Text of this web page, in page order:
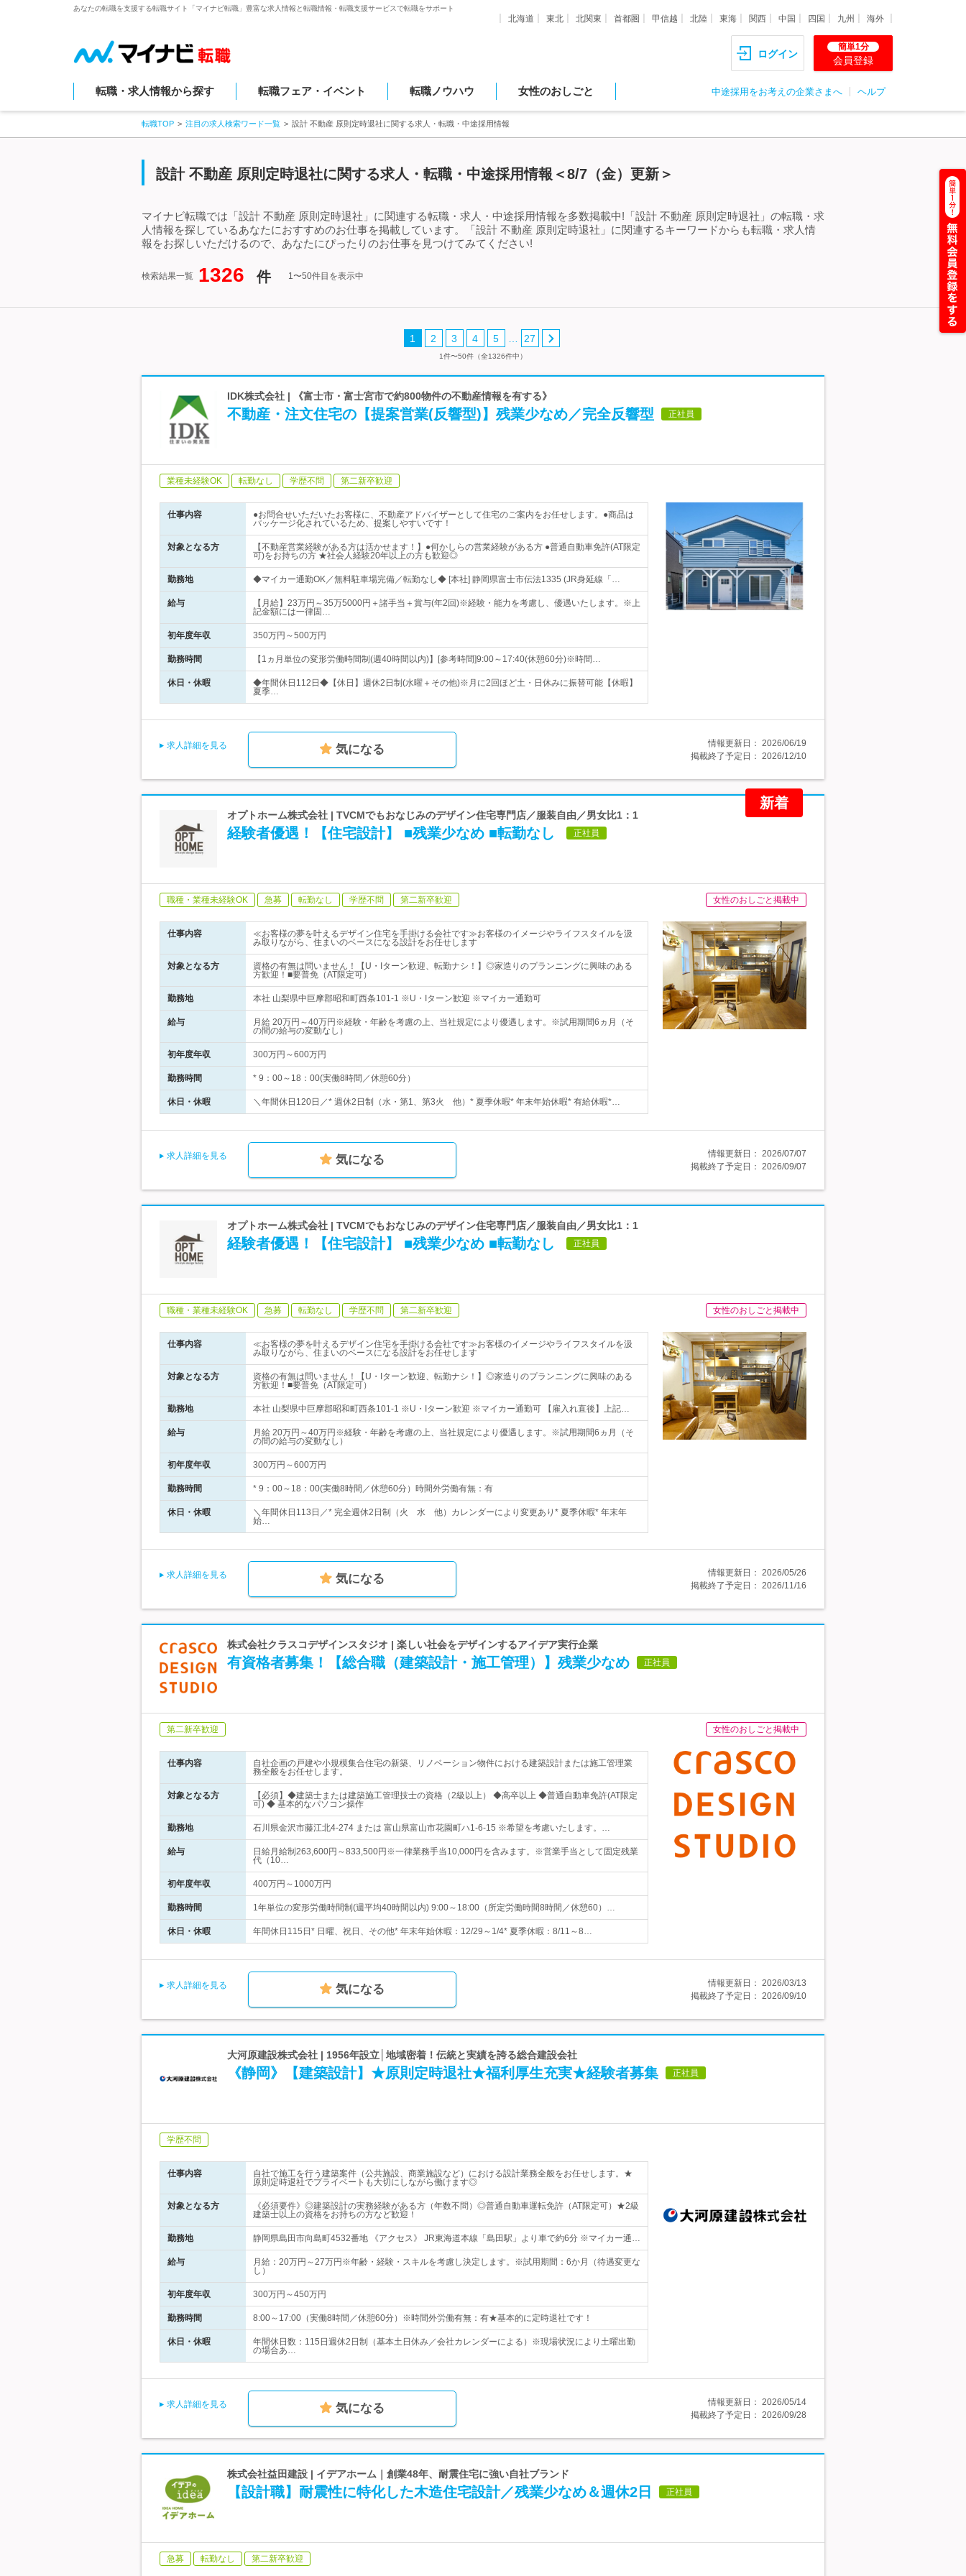
あなたの転職を支援する転職サイト「マイナビ転職」豊富な求人情報と転職情報・転職支援サービスで転職をサポート
北海道 東北 北関東 首都圏 甲信越 北陸 東海 関西 中国 四国 九州 海外
ログイン
簡単1分
会員登録
転職・求人情報から探す 転職フェア・イベント 転職ノウハウ 女性のおしごと 中途採用をお考えの企業さまへ ヘルプ
転職TOP 注目の求人検索ワード一覧 設計 不動産 原則定時退社に関する求人・転職・中途採用情報
設計 不動産 原則定時退社に関する求人・転職・中途採用情報＜8/7（金）更新＞
マイナビ転職では「設計 不動産 原則定時退社」に関連する転職・求人・中途採用情報を多数掲載中!「設計 不動産 原則定時退社」の転職・求
人情報を探しているあなたにおすすめのお仕事を掲載しています。「設計 不動産 原則定時退社」に関連するキーワードからも転職・求人情
報をお探しいただけるので、あなたにぴったりのお仕事を見つけてみてください!
検索結果一覧 1326 件 1〜50件目を表示中
1 2 3 4 5 27
1件〜50件（全1326件中）
IDK株式会社 | 《富士市・富士宮市で約800物件の不動産情報を有する》
不動産・注文住宅の【提案営業(反響型)】残業少なめ／完全反響型 正社員
業種未経験OK 転勤なし 学歴不問 第二新卒歓迎
仕事内容
●お問合せいただいたお客様に、不動産アドバイザーとして住宅のご案内をお任せします。●商品は
パッケージ化されているため、提案しやすいです！
対象となる方
【不動産営業経験がある方は活かせます！】●何かしらの営業経験がある方 ●普通自動車免許(AT限定
可)をお持ちの方 ★社会人経験20年以上の方も歓迎◎
勤務地 ◆マイカー通勤OK／無料駐車場完備／転勤なし◆ [本社] 静岡県富士市伝法1335 (JR身延線「…
給与
【月給】23万円～35万5000円＋諸手当＋賞与(年2回)※経験・能力を考慮し、優遇いたします。※上
記金額には一律固…
初年度年収 350万円～500万円
勤務時間 【1ヵ月単位の変形労働時間制(週40時間以内)】[参考時間]9:00～17:40(休憩60分)※時間…
休日・休暇
◆年間休日112日◆【休日】週休2日制(水曜＋その他)※月に2回ほど土・日休みに振替可能【休暇】
夏季…
求人詳細を見る 気になる 情報更新日： 2026/06/19
掲載終了予定日： 2026/12/10
新着
オプトホーム株式会社 | TVCMでもおなじみのデザイン住宅専門店／服装自由／男女比1：1
経験者優遇！【住宅設計】 ■残業少なめ ■転勤なし 正社員
職種・業種未経験OK 急募 転勤なし 学歴不問 第二新卒歓迎 女性のおしごと掲載中
仕事内容
≪お客様の夢を叶えるデザイン住宅を手掛ける会社です≫お客様のイメージやライフスタイルを汲
み取りながら、住まいのベースになる設計をお任せします
対象となる方
資格の有無は問いません！【U・Iターン歓迎、転勤ナシ！】◎家造りのプランニングに興味のある
方歓迎！■要普免（AT限定可）
勤務地 本社 山梨県中巨摩郡昭和町西条101-1 ※U・Iターン歓迎 ※マイカー通勤可
給与
月給 20万円～40万円※経験・年齢を考慮の上、当社規定により優遇します。※試用期間6ヵ月（そ
の間の給与の変動なし）
初年度年収 300万円～600万円
勤務時間 * 9：00～18：00(実働8時間／休憩60分）
休日・休暇 ＼年間休日120日／* 週休2日制（水・第1、第3火 他）* 夏季休暇* 年末年始休暇* 有給休暇*…
求人詳細を見る 気になる 情報更新日： 2026/07/07
掲載終了予定日： 2026/09/07
オプトホーム株式会社 | TVCMでもおなじみのデザイン住宅専門店／服装自由／男女比1：1
経験者優遇！【住宅設計】 ■残業少なめ ■転勤なし 正社員
職種・業種未経験OK 急募 転勤なし 学歴不問 第二新卒歓迎 女性のおしごと掲載中
仕事内容
≪お客様の夢を叶えるデザイン住宅を手掛ける会社です≫お客様のイメージやライフスタイルを汲
み取りながら、住まいのベースになる設計をお任せします
対象となる方
資格の有無は問いません！【U・Iターン歓迎、転勤ナシ！】◎家造りのプランニングに興味のある
方歓迎！■要普免（AT限定可）
勤務地 本社 山梨県中巨摩郡昭和町西条101-1 ※U・Iターン歓迎 ※マイカー通勤可 【雇入れ直後】上記…
給与
月給 20万円～40万円※経験・年齢を考慮の上、当社規定により優遇します。※試用期間6ヵ月（そ
の間の給与の変動なし）
初年度年収 300万円～600万円
勤務時間 * 9：00～18：00(実働8時間／休憩60分）時間外労働有無：有
休日・休暇
＼年間休日113日／* 完全週休2日制（火 水 他）カレンダーにより変更あり* 夏季休暇* 年末年
始…
求人詳細を見る 気になる 情報更新日： 2026/05/26
掲載終了予定日： 2026/11/16
株式会社クラスコデザインスタジオ | 楽しい社会をデザインするアイデア実行企業
有資格者募集！【総合職（建築設計・施工管理）】残業少なめ 正社員
第二新卒歓迎 女性のおしごと掲載中
仕事内容
自社企画の戸建や小規模集合住宅の新築、リノベーション物件における建築設計または施工管理業
務全般をお任せします。
対象となる方
【必須】◆建築士または建築施工管理技士の資格（2級以上） ◆高卒以上 ◆普通自動車免許(AT限定
可) ◆ 基本的なパソコン操作
勤務地 石川県金沢市藤江北4-274 または 富山県富山市花園町ハ1-6-15 ※希望を考慮いたします。…
給与
日給月給制263,600円～833,500円※一律業務手当10,000円を含みます。※営業手当として固定残業
代（10…
初年度年収 400万円～1000万円
勤務時間 1年単位の変形労働時間制(週平均40時間以内) 9:00～18:00（所定労働時間8時間／休憩60）…
休日・休暇 年間休日115日* 日曜、祝日、その他* 年末年始休暇：12/29～1/4* 夏季休暇：8/11～8…
求人詳細を見る 気になる 情報更新日： 2026/03/13
掲載終了予定日： 2026/09/10
大河原建設株式会社 | 1956年設立│地域密着！伝統と実績を誇る総合建設会社
《静岡》【建築設計】★原則定時退社★福利厚生充実★経験者募集 正社員
学歴不問
仕事内容
自社で施工を行う建築案件（公共施設、商業施設など）における設計業務全般をお任せします。★
原則定時退社でプライベートも大切にしながら働けます◎
対象となる方
《必須要件》◎建築設計の実務経験がある方（年数不問）◎普通自動車運転免許（AT限定可）★2級
建築士以上の資格をお持ちの方など歓迎！
勤務地 静岡県島田市向島町4532番地 《アクセス》 JR東海道本線「島田駅」より車で約6分 ※マイカー通…
給与
月給：20万円～27万円※年齢・経験・スキルを考慮し決定します。※試用期間：6か月（待遇変更な
し）
初年度年収 300万円～450万円
勤務時間 8:00～17:00（実働8時間／休憩60分）※時間外労働有無：有★基本的に定時退社です！
休日・休暇
年間休日数：115日週休2日制（基本土日休み／会社カレンダーによる）※現場状況により土曜出勤
の場合あ…
求人詳細を見る 気になる 情報更新日： 2026/05/14
掲載終了予定日： 2026/09/28
株式会社益田建設 | イデアホーム｜創業48年、耐震住宅に強い自社ブランド
【設計職】耐震性に特化した木造住宅設計／残業少なめ＆週休2日 正社員
急募 転勤なし 第二新卒歓迎